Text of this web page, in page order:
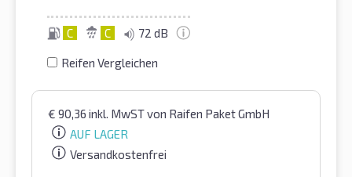
C C 72 dB
Reifen Vergleichen
€ 90,36 inkl. MwSTvon Raifen Paket GmbH
AUF LAGER
Versandkostenfrei